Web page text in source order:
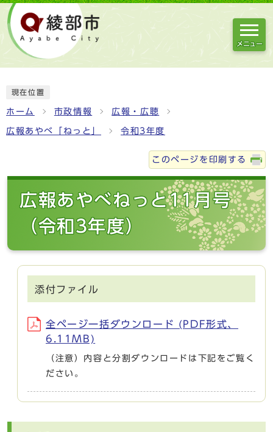
メニュー
現在位置
ホーム 市政情報 広報・広聴
広報あやべ「ねっと」 令和3年度
このページを印刷する
広報あやべねっと11月号
（令和3年度）
添付ファイル
全ページ一括ダウンロード (PDF形式、
6.11MB)
（注意）内容と分割ダウンロードは下記をご覧く
ださい。